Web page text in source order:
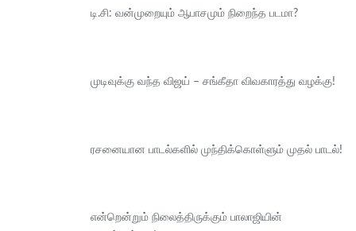
டி.சி: வன்முறையும் ஆபாசமும் நிறைந்த படமா?
முடிவுக்கு வந்த விஜய் – சங்கீதா விவகாரத்து வழக்கு!
ரசனையான பாடல்களில் முந்திக்கொள்ளும் முதல் பாடல்!
என்றென்றும் நிலைத்திருக்கும் பாலாஜியின்